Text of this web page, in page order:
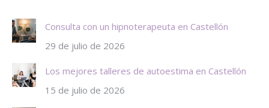
Consulta con un hipnoterapeuta en Castellón
29 de julio de 2026
Los mejores talleres de autoestima en Castellón
15 de julio de 2026